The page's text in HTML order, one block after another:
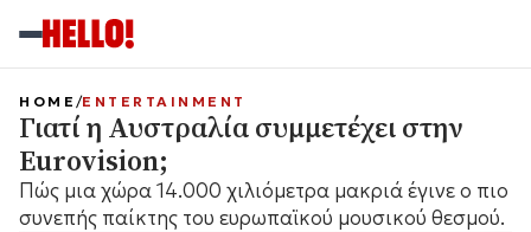
HOME ENTERTAINMENT
Γιατί η Αυστραλία συμμετέχει στην
Eurovision;
Πώς μια χώρα 14.000 χιλιόμετρα μακριά έγινε ο πιο
συνεπής παίκτης του ευρωπαϊκού μουσικού θεσμού.